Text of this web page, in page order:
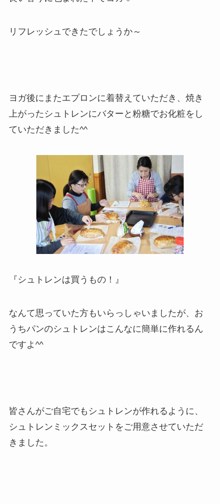
リフレッシュできたでしょうか～
ヨガ後にまたエプロンに着替えていただき、焼き
上がったシュトレンにバターと粉糖でお化粧をし
ていただきました^^
『シュトレンは買うもの！』
なんて思っていた方もいらっしゃいましたが、お
うちパンのシュトレンはこんなに簡単に作れるん
ですよ^^
皆さんがご自宅でもシュトレンが作れるように、
シュトレンミックスセットをご用意させていただ
きました。